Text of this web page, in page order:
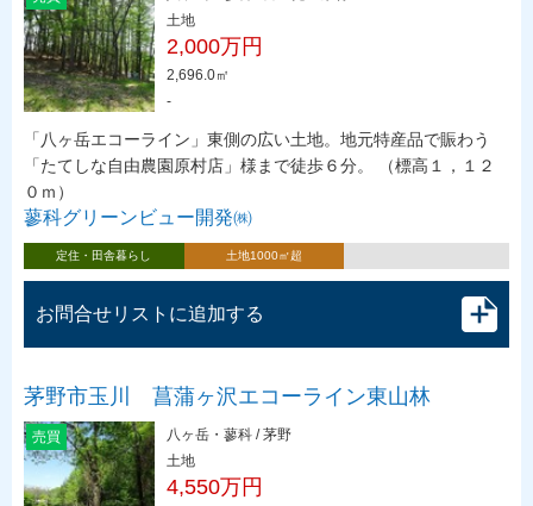
土地
2,000万円
2,696.0㎡
-
「八ヶ岳エコーライン」東側の広い土地。地元特産品で賑わう
「たてしな自由農園原村店」様まで徒歩６分。 （標高１，１２
０ｍ）
蓼科グリーンビュー開発㈱
定住・田舎暮らし 土地1000㎡超
お問合せリストに追加する
茅野市玉川 菖蒲ヶ沢エコーライン東山林
売買
八ヶ岳・蓼科 / 茅野
土地
4,550万円